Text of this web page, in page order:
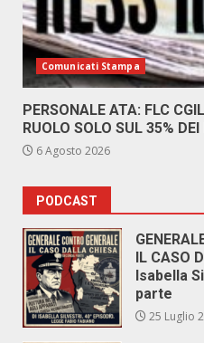
Comunicati Stampa
PERSONALE ATA: FLC
RUOLO SOLO SUL 35%
6 Agosto 2026
PODCAST
IL CASO
Isabella
parte
25 Luglio